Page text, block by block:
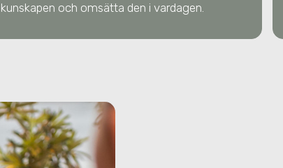
kunskapen och omsätta den i vardagen.